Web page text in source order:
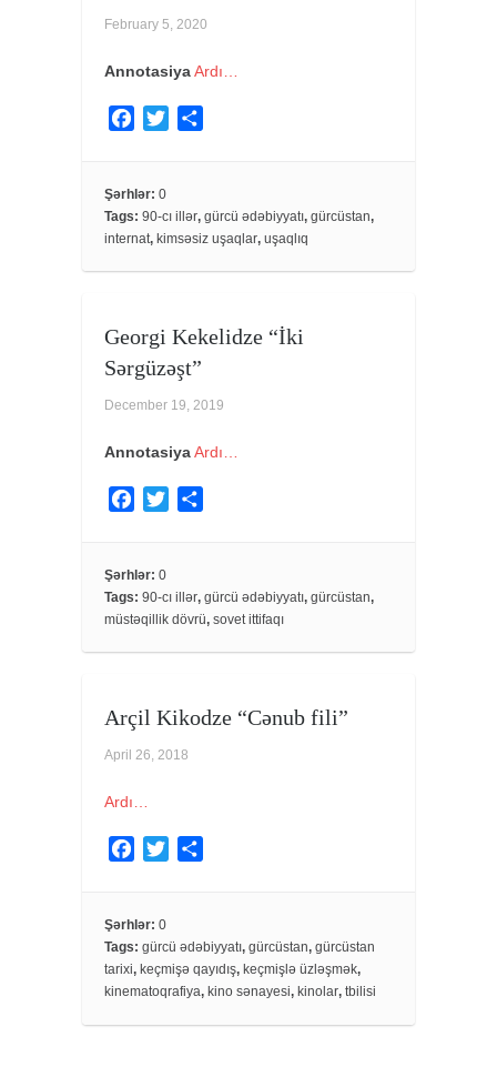
February 5, 2020
AnnotasiyaArdı…
e
b
o
o
t
e
r
e
Şərhlər: 0
Tags: 90-cı illər, gürcü ədəbiyyatı, gürcüstan,
internat, kimsəsiz uşaqlar, uşaqlıq
Georgi Kekelidze “İki
Sərgüzəşt”
December 19, 2019
AnnotasiyaArdı…
e
b
o
o
t
e
r
e
Şərhlər: 0
Tags: 90-cı illər, gürcü ədəbiyyatı, gürcüstan,
müstəqillik dövrü, sovet ittifaqı
Arçil Kikodze “Cənub fili”
April 26, 2018
Ardı…
e
b
o
o
k
t
e
r
e
Şərhlər: 0
Tags: gürcü ədəbiyyatı, gürcüstan, gürcüstan
tarixi, keçmişə qayıdış, keçmişlə üzləşmək,
kinematoqrafiya, kino sənayesi, kinolar, tbilisi